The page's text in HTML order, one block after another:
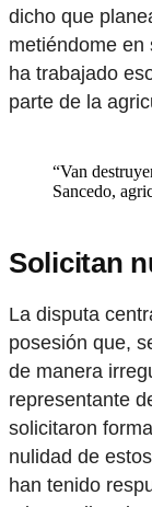
dicho que
metiéndome en
ha trabajado
parte de la
“Van
Sancedo,
Solicitan
La disputa
posesión que,
de manera
representante
solicitaron
nulidad de
han tenido